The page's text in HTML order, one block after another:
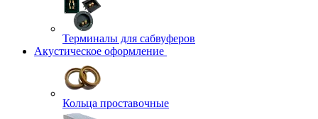
Терминалы для сабвуферов
Акустическое оформление
Кольца проставочные